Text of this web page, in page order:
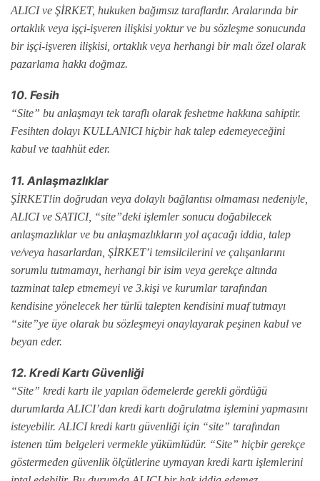
ALICI ve ŞİRKET, hukuken bağımsız taraflardır. Aralarında bir
ortaklık veya işçi-işveren ilişkisi yoktur ve bu sözleşme sonucunda
bir işçi-işveren ilişkisi, ortaklık veya herhangi bir malı özel olarak
pazarlama hakkı doğmaz.
10. Fesih
“Site” bu anlaşmayı tek taraflı olarak feshetme hakkına sahiptir.
Fesihten dolayı KULLANICI hiçbir hak talep edemeyeceğini
kabul ve taahhüt eder.
11. Anlaşmazlıklar
ŞİRKET!in doğrudan veya dolaylı bağlantısı olmaması nedeniyle,
ALICI ve SATICI, “site”deki işlemler sonucu doğabilecek
anlaşmazlıklar ve bu anlaşmazlıkların yol açacağı iddia, talep
ve/veya hasarlardan, ŞİRKET’i temsilcilerini ve çalışanlarını
sorumlu tutmamayı, herhangi bir isim veya gerekçe altında
tazminat talep etmemeyi ve 3.kişi ve kurumlar tarafından
kendisine yönelecek her türlü talepten kendisini muaf tutmayı
“site”ye üye olarak bu sözleşmeyi onaylayarak peşinen kabul ve
beyan eder.
12. Kredi Kartı Güvenliği
“Site” kredi kartı ile yapılan ödemelerde gerekli gördüğü
durumlarda ALICI’dan kredi kartı doğrulatma işlemini yapmasını
isteyebilir. ALICI kredi kartı güvenliği için “site” tarafından
istenen tüm belgeleri vermekle yükümlüdür. “Site” hiçbir gerekçe
göstermeden güvenlik ölçütlerine uymayan kredi kartı işlemlerini